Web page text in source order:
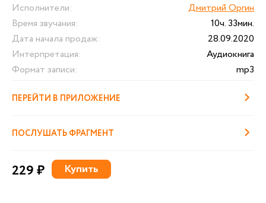
Исполнители:
Дмитрий Оргин
Время звучания:
10ч. 33мин.
Дата начала продаж:
28.09.2020
Интерпретация:
Аудиокнига
Формат записи:
mp3
ПЕРЕЙТИ В ПРИЛОЖЕНИЕ
ПОСЛУШАТЬ ФРАГМЕНТ
229 ₽ Купить